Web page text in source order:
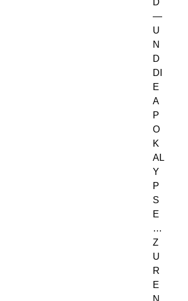
—
U
N
D
DI
E
A
P
O
K
AL
Y
P
S
E
…
Z
U
R
E
N